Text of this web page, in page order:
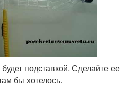
подставкой. Сделайте ее
бы хотелось.